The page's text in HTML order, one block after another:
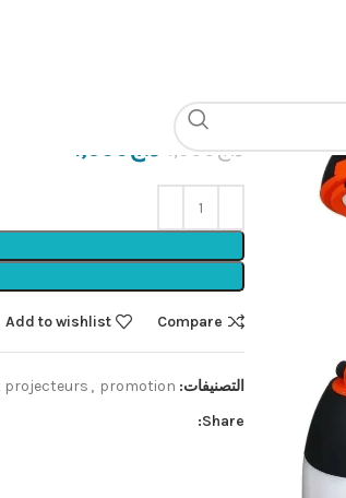
beetro
د.ج1,900 د.ج 1,500
Compare
Add to wishlist
التصنيفات: projecteurs , promotion
Share: